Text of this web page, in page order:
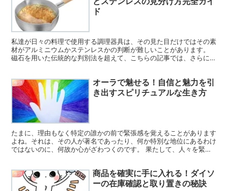
ド
私達が日々の料理で使用する調理器具は、その見た目だけではその素
材がアルミニウムかステンレスかの判断が難しいことがあります。
磁石を用いた伝統的な判別法を超えて、こちらの記事では、さらに精
生活
オーラで魅せる！自信と魅力を引
き出すスピリチュアルな生き方
たまに、理由もなく特定の誰かの前で緊張感を覚えることがあります
よね。それは、その人が著名であったり、何か特別な地位にあるわけ
ではないのに、何故か心がざわつくのです。 果たして、人々を緊張
生活
商品を確実に手に入れる！ダイソ
ーの在庫確認と取り置きの秘訣